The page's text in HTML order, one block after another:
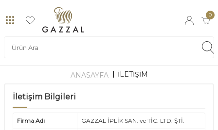
0
ANASAYFA İLETIŞIM
İletişim Bilgileri
Firma Adı GAZZAL İPLİK SAN. ve TİC. LTD. ŞTİ.